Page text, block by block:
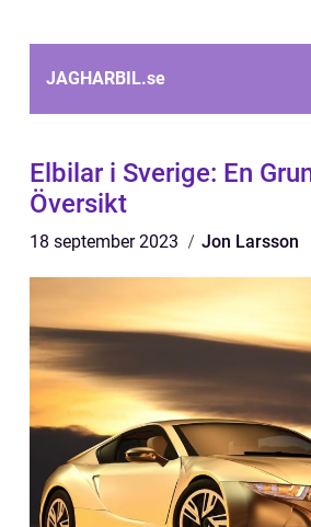
JAGHARBIL.se
Elbilar i Sverige: En
Översikt
18 september 2023 Jon Larsson